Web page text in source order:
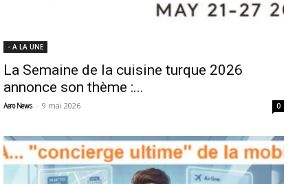
- A LA UNE
La Semaine de la cuisine turque 2026
annonce son thème :...
Aero News - 9 mai 2026 0